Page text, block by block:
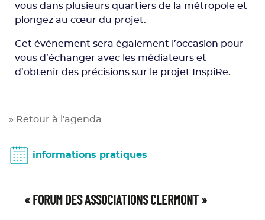
vous dans plusieurs quartiers de la métropole et
plongez au cœur du projet.
Cet événement sera également l’occasion pour
vous d’échanger avec les médiateurs et
d’obtenir des précisions sur le projet InspiRe.
» Retour à l'agenda
informations pratiques
« FORUM DES ASSOCIATIONS CLERMONT »